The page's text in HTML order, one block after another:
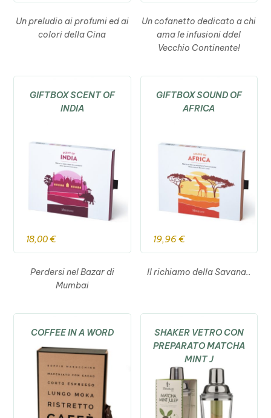
Un preludio ai profumi ed ai
colori della Cina
Un cofanetto dedicato a chi
ama le infusioni ddel
Vecchio Continente!
GIFTBOX SCENT OF
INDIA
18,00€
Perdersi nel Bazar di
Mumbai
GIFTBOX SOUND OF
AFRICA
19,96€
Il richiamo della Savana..
COFFEE IN A WORD
SHAKER VETRO CON
PREPARATO MATCHA
MINT J